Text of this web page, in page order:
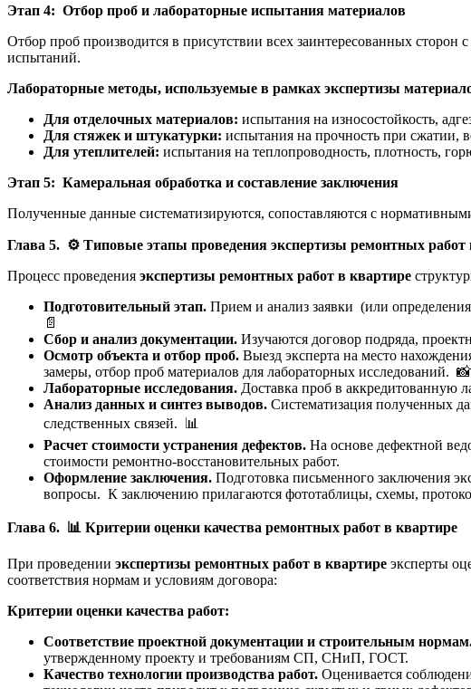
Этап 4: Отбор проб и лабораторные испытания материалов
Отбор проб производится в присутствии всех заинтересованных
испытаний.
Лабораторные методы, используемые в рамках экспертизы
Для отделочных материалов: испытания на износостойкость,
Для стяжек и штукатурки: испытания на прочность при сжатии,
Для утеплителей: испытания на теплопроводность, плотность,
Этап 5: Камеральная обработка и составление заключения
Полученные данные систематизируются, сопоставляются с
Глава 5. ⚙️ Типовые этапы проведения экспертизы ремонтных работ
Процесс проведения экспертизы ремонтных работ в квартире
Подготовительный этап. Прием и анализ заявки (или
📄
Сбор и анализ документации. Изучаются договор подряда,
Осмотр объекта и отбор проб. Выезд эксперта на место
замеры, отбор проб материалов для лабораторных исследований. 📸
Лабораторные исследования. Доставка проб в аккредитованную
Анализ данных и синтез выводов. Систематизация полученных
следственных связей. 📊
Расчет стоимости устранения дефектов. На основе дефектной
стоимости ремонтно-восстановительных работ.
Оформление заключения. Подготовка письменного заключения
вопросы. К заключению прилагаются фототаблицы, схемы,
Глава 6. 📊 Критерии оценки качества ремонтных работ в квартире
При проведении экспертизы ремонтных работ в квартире эксперты
соответствия нормам и условиям договора:
Критерии оценки качества работ:
Соответствие проектной документации и строительным
утвержденному проекту и требованиям СП, СНиП, ГОСТ.
Качество технологии производства работ. Оценивается